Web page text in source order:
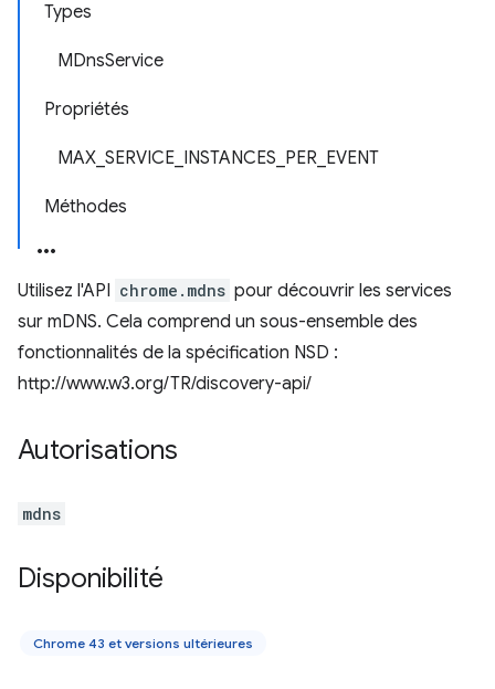
Types
MDnsService
Propriétés
MAX_SERVICE_INSTANCES_PER_EVENT
Méthodes
Utilisez l'API chrome.mdns pour découvrir les services
sur mDNS. Cela comprend un sous-ensemble des
fonctionnalités de la spécification NSD :
http://www.w3.org/TR/discovery-api/
Autorisations
mdns
Disponibilité
Chrome 43 et versions ultérieures